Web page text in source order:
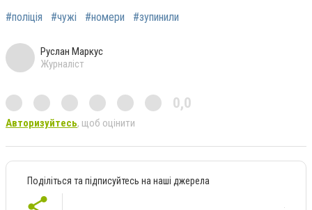
#поліція #чужі #номери #зупинили
Руслан Маркус
Журналіст
0,0
Авторизуйтесь, щоб оцінити
Поділіться та підписуйтесь на наші джерела